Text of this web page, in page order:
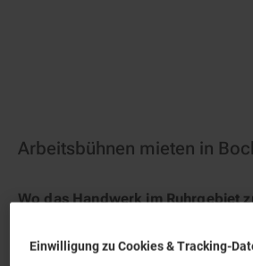
Arbeitsbühnen mieten in
Wo das Handwerk im Ruhrgebiet
Unkompliziert, zu starken
Einwilligung zu Cookies & Tracking-